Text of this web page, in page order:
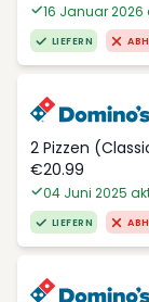
16 Januar
LIEFERN
2 Pizzen
€20.99
04 Juni 2025
LIEFERN